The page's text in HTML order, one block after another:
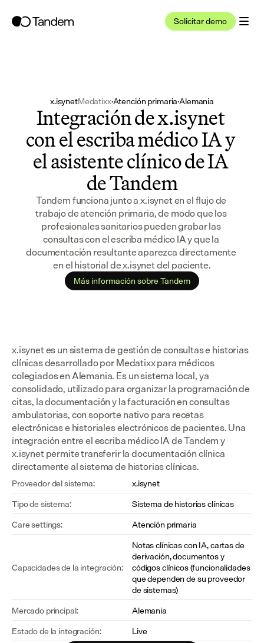
Solicitar demo
x.isynetMedatixx·Atención primaria·Alemania
Integración de x.isynet
con el escriba médico IA y
el asistente clínico de IA
de Tandem
Tandem funciona junto a x.isynet en el flujo de
trabajo de atención primaria, de modo que los
profesionales sanitarios pueden grabar las
consultas con el escriba médico IA y que la
documentación resultante aparezca directamente
en el historial de x.isynet del paciente.
Más información sobre Tandem
x.isynet es un sistema de gestión de consultas e historias
clínicas desarrollado por Medatixx para médicos
colegiados en Alemania. Es un sistema local, ya
consolidado, utilizado para organizar la programación de
citas, la documentación y la facturación en consultas
ambulatorias, con soporte nativo para recetas
electrónicas e historiales electrónicos de pacientes. Una
integración entre el escriba médico IA de Tandem y
x.isynet permite transferir la documentación clínica
directamente al sistema de historias clínicas.
Proveedor del sistema:
x.isynet
Tipo de sistema:
Sistema de historias clínicas
Care settings:
Atención primaria
Capacidades de la integración:
Notas clínicas con IA, cartas de
derivación, documentos y
códigos clínicos (funcionalidades
que dependen de su proveedor
de sistemas)
Mercado principal:
Alemania
Estado de la integración:
Live